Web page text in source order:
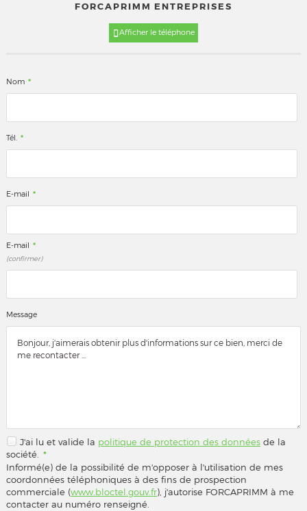
FORCAPRIMM ENTREPRISES
Afficher le téléphone
Nom *
Tél. *
E-mail *
E-mail *
(confirmer)
Message
J'ai lu et valide la politique de protection des donnéesde la
société.
*
Informé(e) de la possibilité de m'opposer à l'utilisation de mes
coordonnées téléphoniques à des fins de prospection
commerciale (www.bloctel.gouv.fr), j'autorise FORCAPRIMM à me
contacter au numéro renseigné.